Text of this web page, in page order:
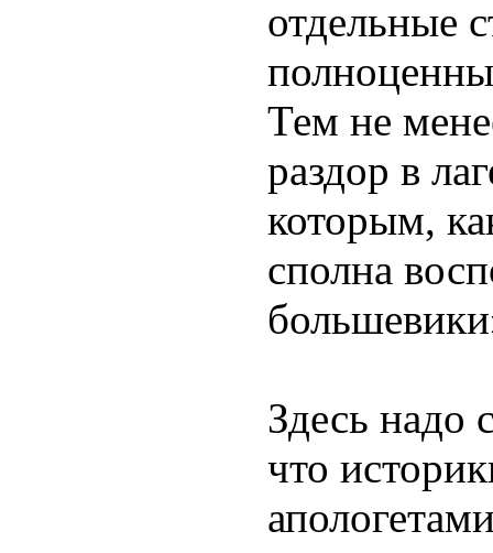
отдельные
Тем не
раздор в
которым,
сполна
Здесь надо
что